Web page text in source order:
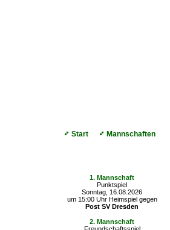
Start Mannschaften
1. Mannschaft
Punktspiel
Sonntag, 16.08.2026
um 15:00 Uhr Heimspiel gegen
Post SV Dresden
2. Mannschaft